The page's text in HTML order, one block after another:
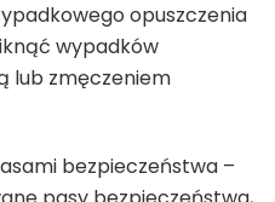
opuszczenia
wypadków
lub zmęczeniem
bezpieczeństwa –